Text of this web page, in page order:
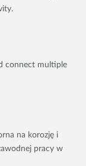
connect multiple
na korozję i
pracy w